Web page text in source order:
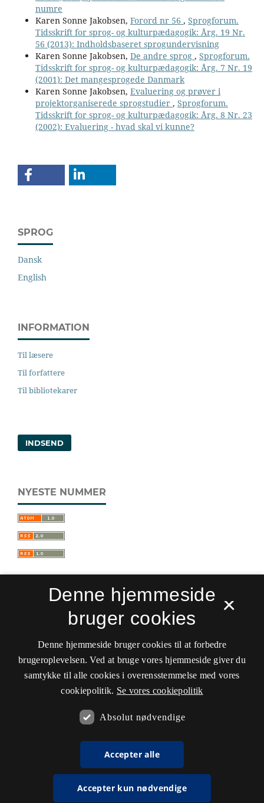
numre
Karen Sonne Jakobsen, Forord nr 56 , Sprogforum.
Tidsskrift for sprog- og kulturpædagogik: Årg. 19 Nr.
56 (2013): Indholdsbaseret sprogundervisning
Karen Sonne Jakobsen, De andre sprog , Sprogforum.
Tidsskrift for sprog- og kulturpædagogik: Årg. 7 Nr. 19
(2001): Det mangesprogede Danmark
Karen Sonne Jakobsen, Evaluering og prøver i
projektorganiserede sprogstudier , Sprogforum.
Tidsskrift for sprog- og kulturpædagogik: Årg. 8 Nr. 23
(2002): Evaluering - hvad skal vi kunne?
SPROG
Dansk
English
INFORMATION
Til læsere
Til forfattere
Til bibliotekarer
INDSEND
NYESTE NUMMER
Sprogforum. Tidsskrift for sprog- og
kulturpædagogik
ISSN 0909-9328 (Trykt)
ISSN 1399-8617 (Online)
Tilgængelighedserklæring
Det Kgl. Bibliotek
×
Denne hjemmeside
bruger cookies
Denne hjemmeside bruger cookies til at forbedre
brugeroplevelsen. Ved at bruge vores hjemmeside giver du
samtykke til alle cookies i overensstemmelse med vores
cookiepolitik. Se vores cookiepolitik
Absolut nødvendige
Accepter alle
Accepter kun nødvendige